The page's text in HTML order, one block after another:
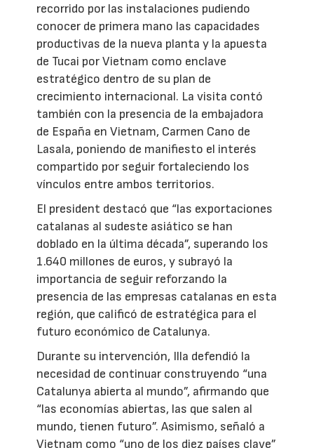
recorrido por las instalaciones pudiendo
conocer de primera mano las capacidades
productivas de la nueva planta y la apuesta
de Tucai por Vietnam como enclave
estratégico dentro de su plan de
crecimiento internacional. La visita contó
también con la presencia de la embajadora
de España en Vietnam, Carmen Cano de
Lasala, poniendo de manifiesto el interés
compartido por seguir fortaleciendo los
vínculos entre ambos territorios.
El president destacó que “las exportaciones
catalanas al sudeste asiático se han
doblado en la última década”, superando los
1.640 millones de euros, y subrayó la
importancia de seguir reforzando la
presencia de las empresas catalanas en esta
región, que calificó de estratégica para el
futuro económico de Catalunya.
Durante su intervención, Illa defendió la
necesidad de continuar construyendo “una
Catalunya abierta al mundo”, afirmando que
“las economías abiertas, las que salen al
mundo, tienen futuro”. Asimismo, señaló a
Vietnam como “uno de los diez países clave”